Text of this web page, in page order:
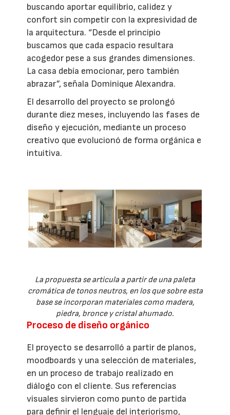
buscando aportar equilibrio, calidez y
confort sin competir con la expresividad de
la arquitectura. “Desde el principio
buscamos que cada espacio resultara
acogedor pese a sus grandes dimensiones.
La casa debía emocionar, pero también
abrazar”, señala Dominique Alexandra.
El desarrollo del proyecto se prolongó
durante diez meses, incluyendo las fases de
diseño y ejecución, mediante un proceso
creativo que evolucionó de forma orgánica e
intuitiva.
La propuesta se articula a partir de una paleta
cromática de tonos neutros, en los que sobre esta
base se incorporan materiales como madera,
piedra, bronce y cristal ahumado.
Proceso de diseño orgánico
El proyecto se desarrolló a partir de planos,
moodboards y una selección de materiales,
en un proceso de trabajo realizado en
diálogo con el cliente. Sus referencias
visuales sirvieron como punto de partida
para definir el lenguaje del interiorismo,